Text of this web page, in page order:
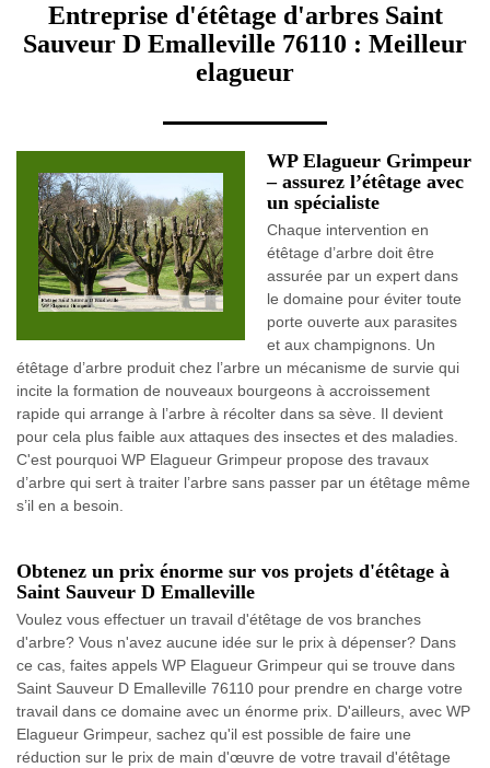
Entreprise d'étêtage d'arbres Saint
Sauveur D Emalleville 76110 : Meilleur
elagueur
WP Elagueur Grimpeur
– assurez l’étêtage avec
un spécialiste
Chaque intervention en
étêtage d’arbre doit être
assurée par un expert dans
le domaine pour éviter toute
porte ouverte aux parasites
et aux champignons. Un
étêtage d’arbre produit chez l’arbre un mécanisme de survie qui
incite la formation de nouveaux bourgeons à accroissement
rapide qui arrange à l’arbre à récolter dans sa sève. Il devient
pour cela plus faible aux attaques des insectes et des maladies.
C'est pourquoi WP Elagueur Grimpeur propose des travaux
d’arbre qui sert à traiter l’arbre sans passer par un étêtage même
s’il en a besoin.
Obtenez un prix énorme sur vos projets d'étêtage à
Saint Sauveur D Emalleville
Voulez vous effectuer un travail d'étêtage de vos branches
d'arbre? Vous n'avez aucune idée sur le prix à dépenser? Dans
ce cas, faites appels WP Elagueur Grimpeur qui se trouve dans
Saint Sauveur D Emalleville 76110 pour prendre en charge votre
travail dans ce domaine avec un énorme prix. D'ailleurs, avec WP
Elagueur Grimpeur, sachez qu'il est possible de faire une
réduction sur le prix de main d'œuvre de votre travail d'étêtage